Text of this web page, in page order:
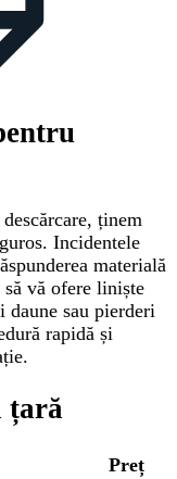
ținem
Incidentele
materială
vă ofere liniște
sau pierderi
rapidă și
țară
Preț